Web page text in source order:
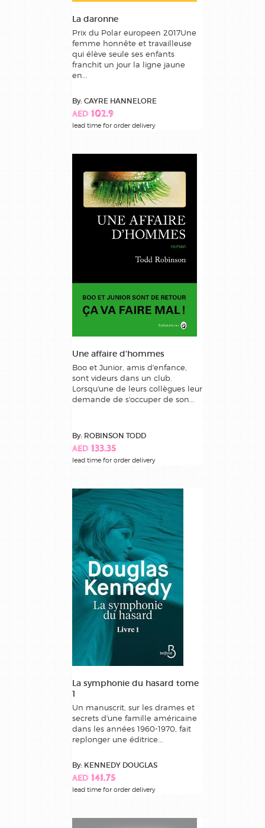
La daronne
Prix du Polar europeen 2017Une
femme honnête et travailleuse
qui élève seule ses enfants
franchit un jour la ligne jaune
en...
By: CAYRE HANNELORE
AED 102.9
lead time for order delivery
Une affaire d'hommes
Boo et Junior, amis d'enfance,
sont videurs dans un club.
Lorsqu'une de leurs collègues leur
demande de s'occuper de son...
By: ROBINSON TODD
AED 133.35
lead time for order delivery
La symphonie du hasard tome
1
Un manuscrit, sur les drames et
secrets d'une famille américaine
dans les années 1960-1970, fait
replonger une éditrice...
By: KENNEDY DOUGLAS
AED 141.75
lead time for order delivery